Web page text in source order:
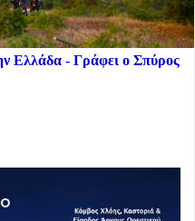
Ελλάδα - Γράφει ο Σπύρος